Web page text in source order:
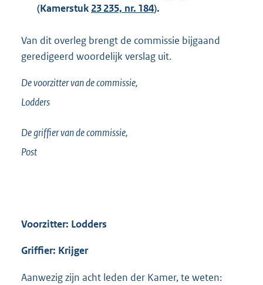
(Kamerstuk 23 235, nr. 184).
Van dit overleg brengt de commissie bijgaand
geredigeerd woordelijk verslag uit.
De voorzitter van de commissie,
Lodders
De griffier van de commissie,
Post
Voorzitter: Lodders
Griffier: Krijger
Aanwezig zijn acht leden der Kamer, te weten: